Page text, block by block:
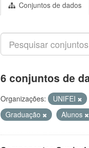
Conjuntos de dados
6 conjuntos de
Organizações: UNIFEI
Graduação
Alunos